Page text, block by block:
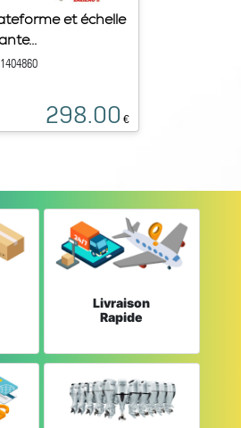
et échelle
298.00 €
Livraison
Rapide